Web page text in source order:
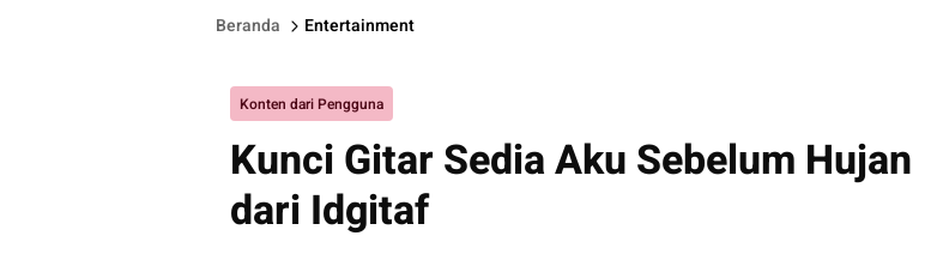
Beranda Entertainment
Konten dari Pengguna
Kunci Gitar Sedia Aku Sebelum Hujan
dari Idgitaf